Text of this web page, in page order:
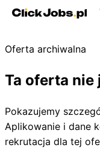
Oferta archiwalna
Ta oferta nie
Pokazujemy
Aplikowanie i dane
rekrutacja dla tej